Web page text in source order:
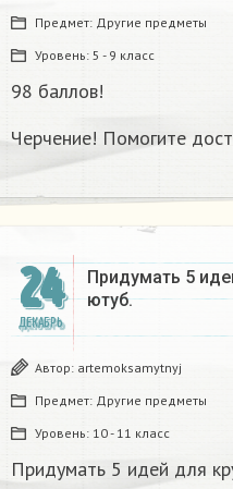
Предмет: Другие предметы
Уровень: 5 - 9 класс
98 баллов!
Черчение! Помогите
24
ДЕКАБРЬ
Придумать 5
ютуб.
Автор: artemoksamytnyj
Предмет: Другие предметы
Уровень: 10 - 11 класс
Придумать 5 идей для